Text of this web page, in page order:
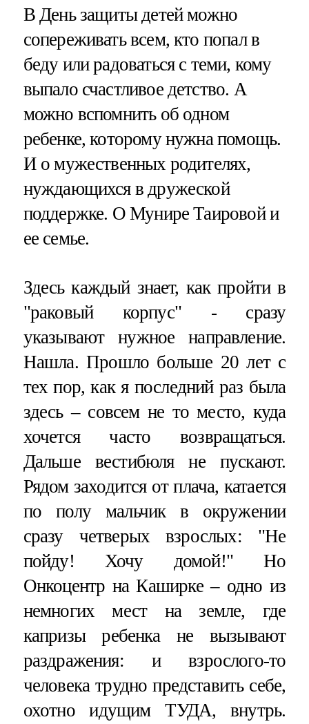
В День защиты детей можно
сопереживать всем, кто попал в
беду или радоваться с теми, кому
выпало счастливое детство. А
можно вспомнить об одном
ребенке, которому нужна помощь.
И о мужественных родителях,
нуждающихся в дружеской
поддержке. О Мунире Таировой и
ее семье.
Здесь каждый знает, как пройти в
"раковый корпус" - сразу
указывают нужное направление.
Нашла. Прошло больше 20 лет с
тех пор, как я последний раз была
здесь – совсем не то место, куда
хочется часто возвращаться.
Дальше вестибюля не пускают.
Рядом заходится от плача, катается
по полу мальчик в окружении
сразу четверых взрослых: "Не
пойду! Хочу домой!" Но
Онкоцентр на Каширке – одно из
немногих мест на земле, где
капризы ребенка не вызывают
раздражения: и взрослого-то
человека трудно представить себе,
охотно идущим ТУДА, внутрь.